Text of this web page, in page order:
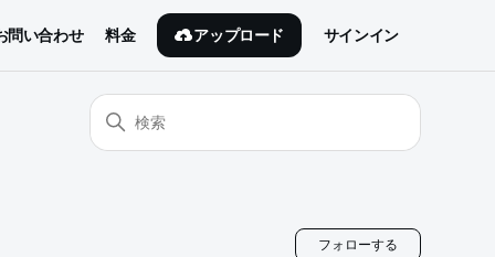
問い合わせ 料金 アップロード サインイン
フォローする
0人がフ